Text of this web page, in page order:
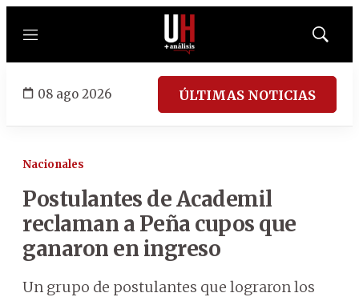
Menú
Mostrar
08 ago 2026 ÚLTIMAS NOTICIAS
Nacionales
Postulantes de Academil
reclaman a Peña cupos que
ganaron en ingreso
Un grupo de postulantes que lograron los